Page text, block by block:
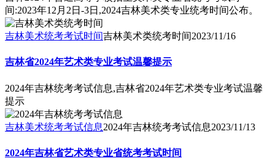
间:2023年12月2日-3日,2024吉林美术类专业统考时间公布。
吉林美术统考考试时间吉林美术类统考时间2023/11/16
吉林省2024年艺术类专业考试温馨提示
2024年吉林统考考试信息,吉林省2024年艺术类专业考试温馨
提示
吉林美术统考考试信息2024年吉林统考考试信息2023/11/13
2024年吉林省艺术类专业省统考考试时间